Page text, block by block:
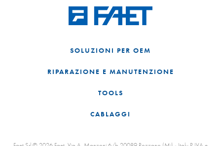
SOLUZIONI PER OEM
RIPARAZIONE E MANUTENZIONE
TOOLS
CABLAGGI